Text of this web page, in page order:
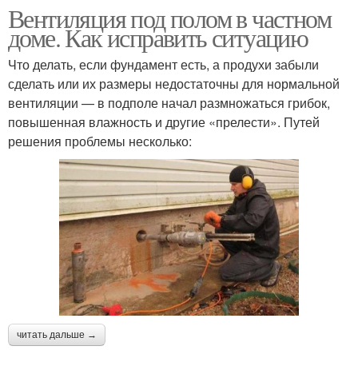
Вентиляция под полом в частном
доме. Как исправить ситуацию
Что делать, если фундамент есть, а продухи забыли
сделать или их размеры недостаточны для нормальной
вентиляции — в подполе начал размножаться грибок,
повышенная влажность и другие «прелести». Путей
решения проблемы несколько:
читать дальше →